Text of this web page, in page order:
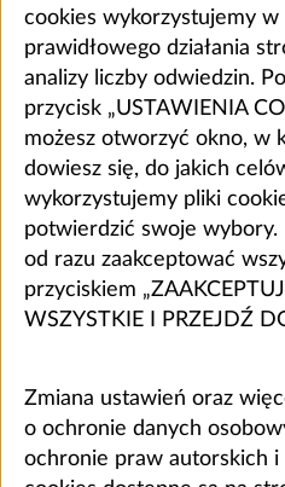
cookies wykorzystujemy w
prawidłowego działania
analizy liczby odwiedzin.
przycisk „USTAWIENIA
możesz otworzyć okno, w
dowiesz się, do jakich
wykorzystujemy pliki
potwierdzić swoje wybory.
od razu zaakceptować
przyciskiem „ZAAKCEPTUJ
WSZYSTKIE I PRZEJDŹ
Zmiana ustawień oraz
o ochronie danych
ochronie praw autorskich i